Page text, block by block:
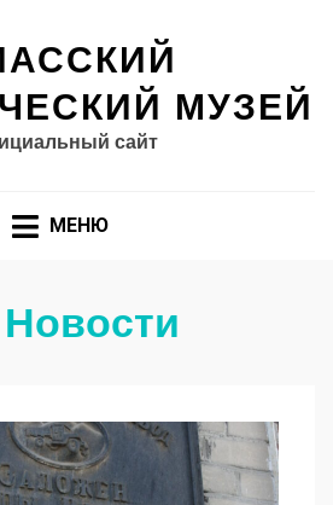
МУЗЕЙ
сайт
МЕНЮ
Новости